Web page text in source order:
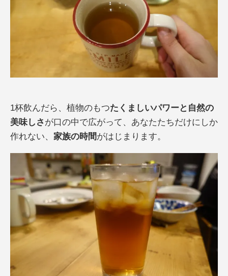
1杯飲んだら、植物のもつたくましいパワーと自然の
美味しさ が口の中で広がって、あなたたちだけにしか
作れない、 家族の時間がはじまります。